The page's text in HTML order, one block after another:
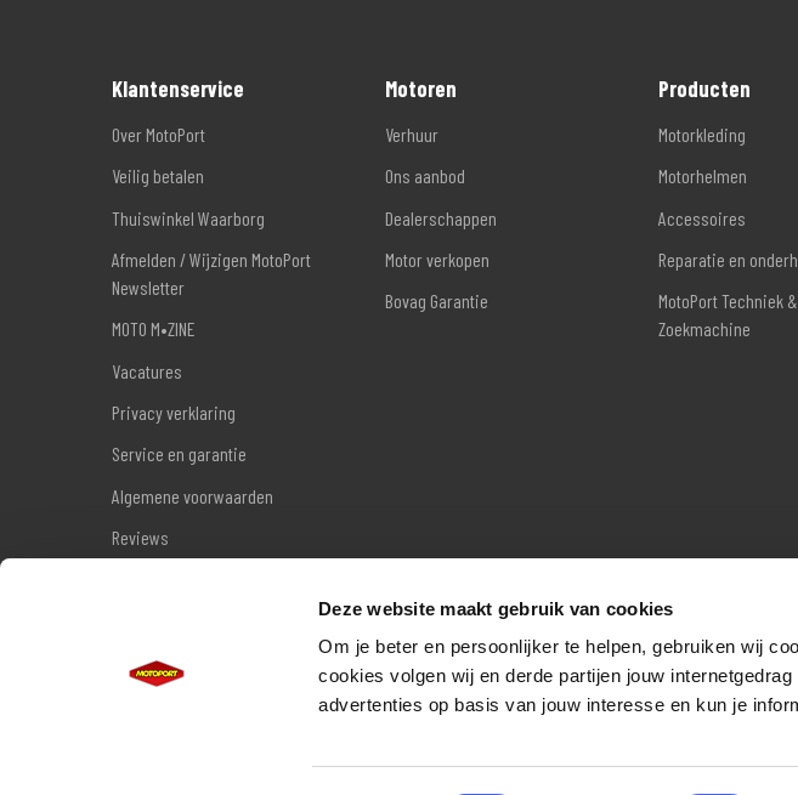
Deze website maakt gebruik van cookies
Om je beter en persoonlijker te helpen, gebruiken wij
cookies volgen wij en derde partijen jouw
advertenties op basis van jouw interesse en kun je
Klantenservice
Over MotoPort
Veilig betalen
Thuiswinkel Waarborg
Afmelden / Wijzigen MotoPort
Newsletter
MOTO M•ZINE
Vacatures
Privacy verklaring
Service en garantie
Algemene voorwaarden
Reviews
Motoren
Verhuur
Ons aanbod
Dealerschappen
Motor verkopen
Bovag Garantie
Producten
Motorkleding
Motorhelmen
Accessoires
Reparatie en
MotoPort Techniek
Zoekmachine